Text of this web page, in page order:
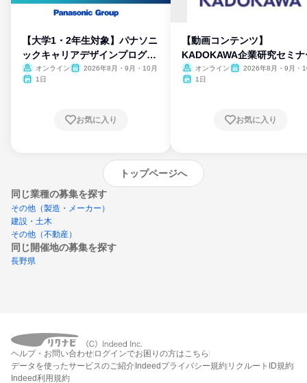
【大学1・2年生対象】パナソニ
ックキャリアデザインプログラ
ム
オンライン
2026年8月・9月・10月
1日
お気に入り
【動画コンテンツ】
KADOKAWA企業研究セミナ
オンライン
2026年8月・9月・
1日
お気に入り
トップページへ
同じ業種の募集を探す
その他（製造・メーカー）
建設・土木
その他（不動産）
同じ開催地の募集を探す
長野県
エントリーするとプログラムの詳細案内を
受け取れるようになります
ヘルプ・お問い合わせ ログインでお困りの方はこちら
データを使ったサービスのご紹介 Indeedプライバシー規約 リクルートID規約
Indeed利用規約